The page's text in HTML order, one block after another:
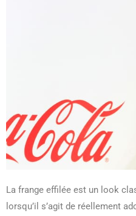
La frange effilée est un look
lorsqu’il s’agit de réellement